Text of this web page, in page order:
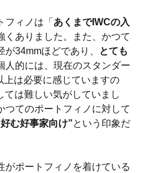
フィノは「 あくまでIWCの入
くありました。また、かつて
34mmほどであり、 とても
人的には、現在のスタンダー
上は必要に感じていますの
ては難しい気がしていまし
つてのポートフィノに対して
む好事家向け”という印象だ
がポートフィノを着けている